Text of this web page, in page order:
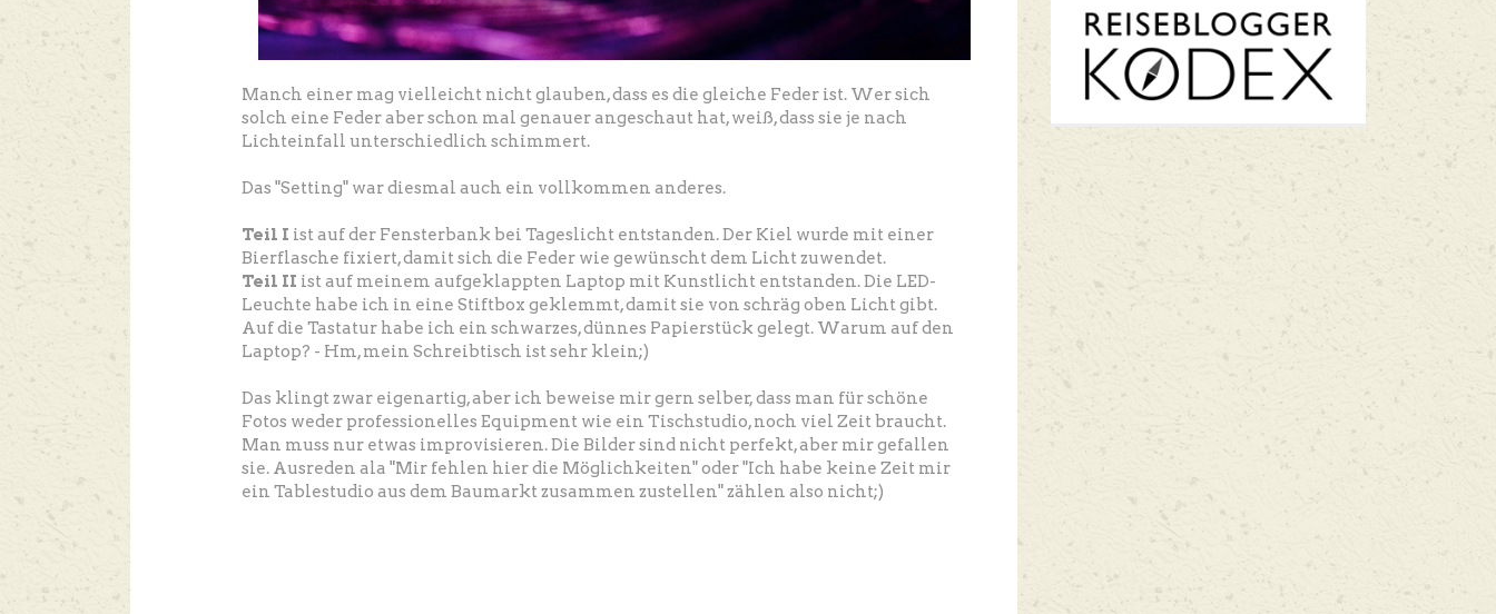
Manch einer mag vielleicht nicht glauben, dass es die gleiche Feder ist. Wer sich
solch eine Feder aber schon mal genauer angeschaut hat, weiß, dass sie je nach
Lichteinfall unterschiedlich schimmert.
Das "Setting" war diesmal auch ein vollkommen anderes.
Teil I ist auf der Fensterbank bei Tageslicht entstanden. Der Kiel wurde mit einer
Bierflasche fixiert, damit sich die Feder wie gewünscht dem Licht zuwendet.
Teil II ist auf meinem aufgeklappten Laptop mit Kunstlicht entstanden. Die LED-
Leuchte habe ich in eine Stiftbox geklemmt, damit sie von schräg oben Licht gibt.
Auf die Tastatur habe ich ein schwarzes, dünnes Papierstück gelegt. Warum auf den
Laptop? - Hm, mein Schreibtisch ist sehr klein;)
Das klingt zwar eigenartig, aber ich beweise mir gern selber, dass man für schöne
Fotos weder professionelles Equipment wie ein Tischstudio, noch viel Zeit braucht.
Man muss nur etwas improvisieren. Die Bilder sind nicht perfekt, aber mir gefallen
sie. Ausreden ala "Mir fehlen hier die Möglichkeiten" oder "Ich habe keine Zeit mir
ein Tablestudio aus dem Baumarkt zusammen zustellen" zählen also nicht;)